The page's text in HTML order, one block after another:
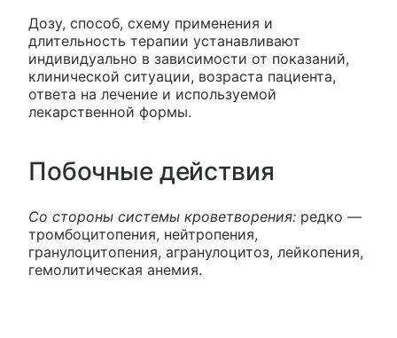
Дозу, способ, схему применения и
длительность терапии устанавливают
индивидуально в зависимости от показаний,
клинической ситуации, возраста пациента,
ответа на лечение и используемой
лекарственной формы.
Побочные действия
Со стороны системы кроветворения: редко —
тромбоцитопения, нейтропения,
гранулоцитопения, агранулоцитоз, лейкопения,
гемолитическая анемия.